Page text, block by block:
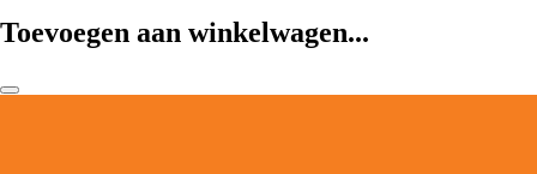
Toevoegen aan winkelwagen...